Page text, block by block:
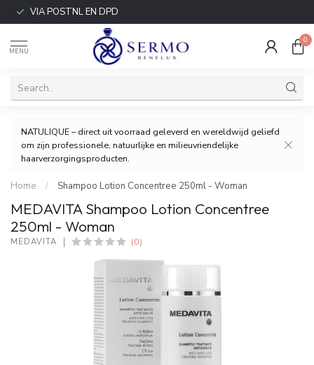
VIA POSTNL EN DPD
MENU
0
NATULIQUE – direct uit voorraad geleverd en wereldwijd geliefd
om zijn professionele, natuurlijke en milieuvriendelijke
haarverzorgingsproducten.
Home / Shampoo Lotion Concentree 250ml - Woman
MEDAVITA Shampoo Lotion Concentree
250ml - Woman
MEDAVITA (0)